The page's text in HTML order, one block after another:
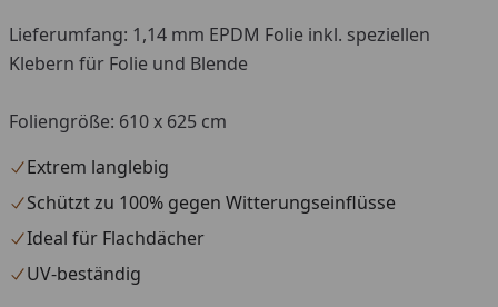
Lieferumfang: 1,14 mm EPDM Folie inkl. speziellen
Klebern für Folie und Blende
Foliengröße: 610 x 625 cm
Extrem langlebig
Schützt zu 100% gegen Witterungseinflüsse
Ideal für Flachdächer
UV-beständig